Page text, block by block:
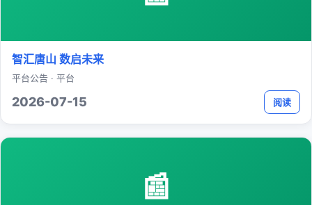
智汇唐山 数启未来
平台公告 · 平台
2026-07-15 阅读
📰